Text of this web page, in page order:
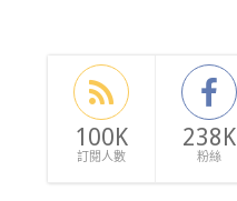
100K
訂閱人數
238K
粉絲